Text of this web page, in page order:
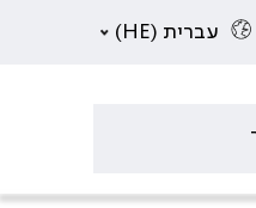
עברית (HE)